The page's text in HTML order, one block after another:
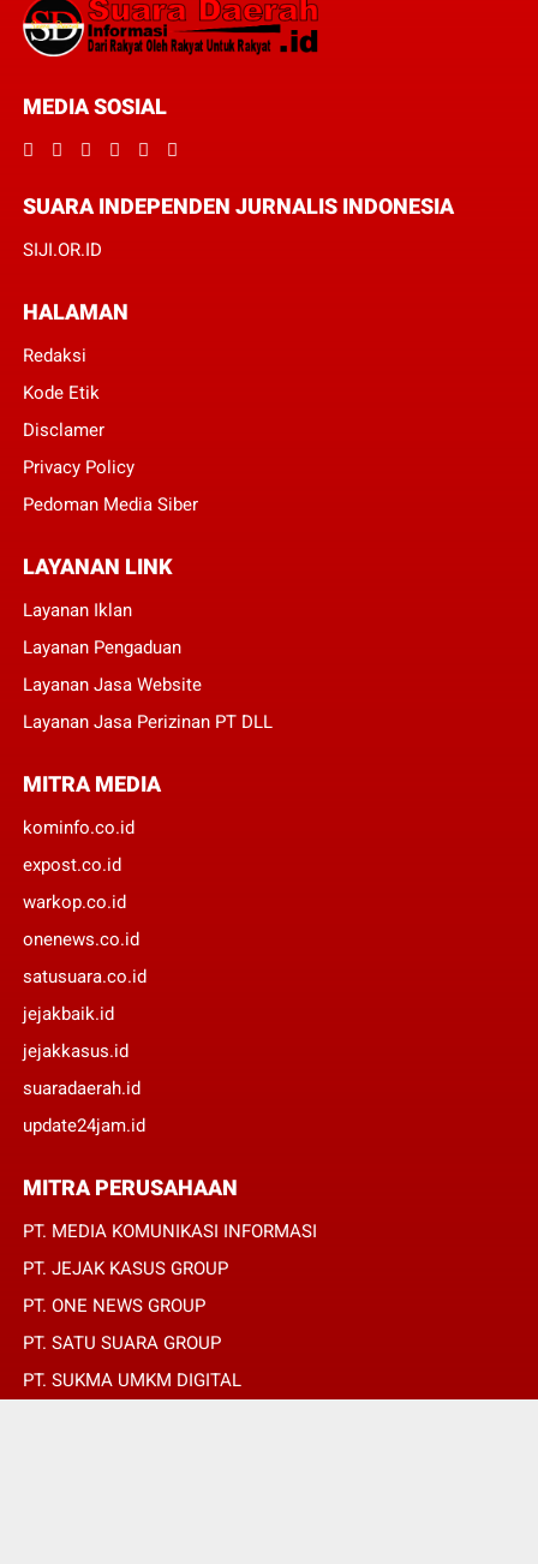
MEDIA SOSIAL
SUARA INDEPENDEN JURNALIS INDONESIA
SIJI.OR.ID
HALAMAN
Redaksi
Kode Etik
Disclamer
Privacy Policy
Pedoman Media Siber
LAYANAN LINK
Layanan Iklan
Layanan Pengaduan
Layanan Jasa Website
Layanan Jasa Perizinan PT DLL
MITRA MEDIA
kominfo.co.id
expost.co.id
warkop.co.id
onenews.co.id
satusuara.co.id
jejakbaik.id
jejakkasus.id
suaradaerah.id
update24jam.id
MITRA PERUSAHAAN
PT. MEDIA KOMUNIKASI INFORMASI
PT. JEJAK KASUS GROUP
PT. ONE NEWS GROUP
PT. SATU SUARA GROUP
PT. SUKMA UMKM DIGITAL